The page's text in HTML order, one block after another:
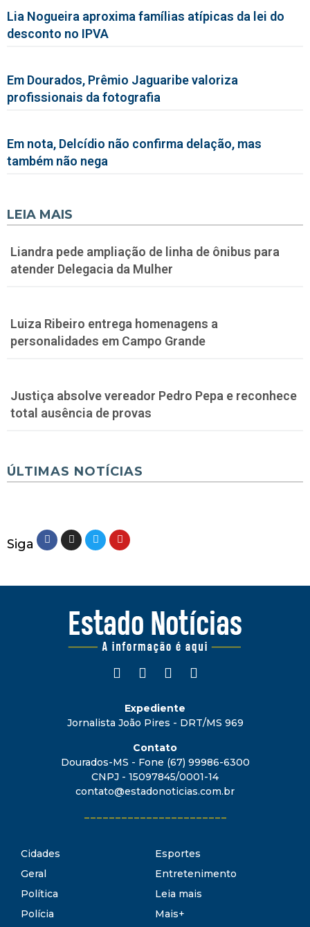
Lia Nogueira aproxima famílias atípicas da lei do
desconto no IPVA
Em Dourados, Prêmio Jaguaribe valoriza
profissionais da fotografia
Em nota, Delcídio não confirma delação, mas
também não nega
LEIA MAIS
Liandra pede ampliação de linha de ônibus para
atender Delegacia da Mulher
Luiza Ribeiro entrega homenagens a
personalidades em Campo Grande
Justiça absolve vereador Pedro Pepa e reconhece
total ausência de provas
ÚLTIMAS NOTÍCIAS
Siga
Expediente
Jornalista João Pires - DRT/MS 969
Contato
Dourados-MS - Fone (67) 99986-6300
CNPJ - 15097845/0001-14
contato@estadonoticias.com.br
Cidades
Geral
Política
Polícia
Esportes
Entretenimento
Leia mais
Mais+